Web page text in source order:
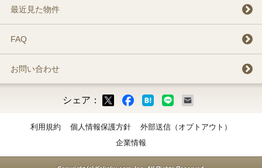
最近見た物件
FAQ
お問い合わせ
シェア：
利用規約 個人情報保護方針
外部送信（オプトアウト）
企業情報